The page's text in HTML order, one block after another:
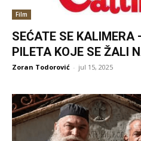
Film
SEĆATE SE KALIMERA
PILETA KOJE SE ŽALI
Zoran Todorović - jul 15, 2025